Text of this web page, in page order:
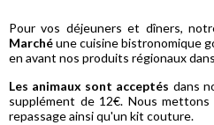
Pour vos déjeuners et dîners,
Marchéune cuisine bistronomique
en avant nos produits régionaux
Les animaux sont acceptés dans
supplément de 12€. Nous
repassage ainsi qu'un kit couture.